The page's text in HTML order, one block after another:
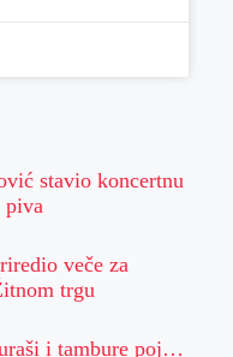
stavio koncertnu
piva
veče za
trgu
i tambure poj…